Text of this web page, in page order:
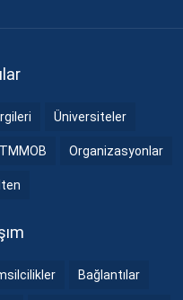
Üniversiteler
TMMOB Organizasyonlar
Bağlantılar